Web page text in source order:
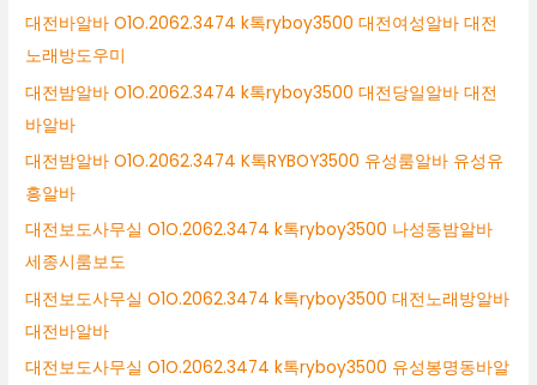
대전바알바 O1O.2062.3474 k톡ryboy3500 대전여성알바 대전
노래방도우미
대전밤알바 O1O.2062.3474 k톡ryboy3500 대전당일알바 대전
바알바
대전밤알바 O1O.2062.3474 K톡RYBOY3500 유성룸알바 유성유
흥알바
대전보도사무실 O1O.2062.3474 k톡ryboy3500 나성동밤알바
세종시룸보도
대전보도사무실 O1O.2062.3474 k톡ryboy3500 대전노래방알바
대전바알바
대전보도사무실 O1O.2062.3474 k톡ryboy3500 유성봉명동바알